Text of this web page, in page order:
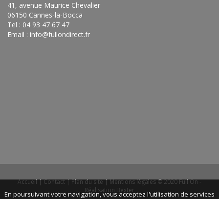
41, avenue Maurice Chevalier
06150 Cannes-la-Bocca
Tel : 04 93 47 67 47
Email : info@fullondirect.fr
Accueil|Contact|Plan du site|Mentions légales© 2020 Full On -
Réalisation Bexter
En poursuivant votre navigation, vous acceptez l'utilisation de services